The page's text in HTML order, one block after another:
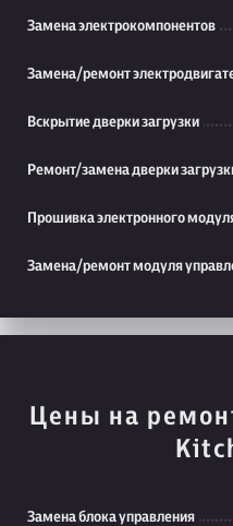
Замена электрокомпонентов
Замена/ремонт
Вскрытие дверки загрузки
Ремонт/замена дверки
Прошивка электронного
Замена/ремонт модуля
Цены на
Замена блока управления